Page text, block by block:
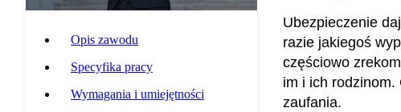
Opis zawodu
Specyfika pracy
Wymagania i umiejętności
Ubezpieczenie
razie jakiegoś
częściowo
im i ich
zaufania.